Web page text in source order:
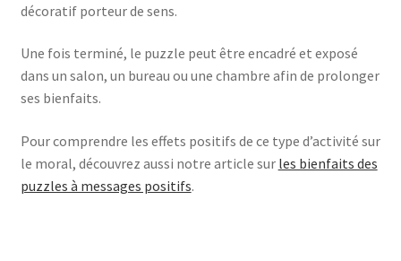
décoratif porteur de sens.
Une fois terminé, le puzzle peut être encadré et exposé
dans un salon, un bureau ou une chambre afin de prolonger
ses bienfaits.
Pour comprendre les effets positifs de ce type d’activité sur
le moral, découvrez aussi notre article sur les bienfaits des
puzzles à messages positifs.